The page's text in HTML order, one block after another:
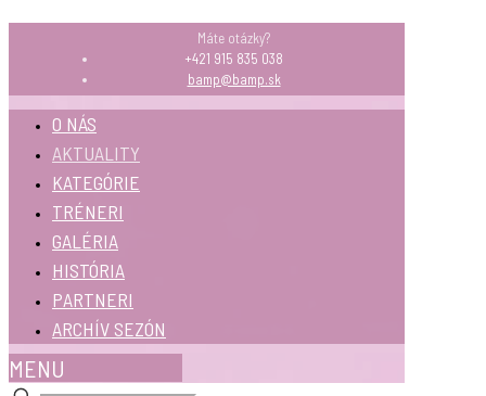
Máte otázky?
+421 915 835 038
bamp@bamp.sk
O NÁS
AKTUALITY
KATEGÓRIE
TRÉNERI
GALÉRIA
HISTÓRIA
PARTNERI
ARCHÍV SEZÓN
MENU